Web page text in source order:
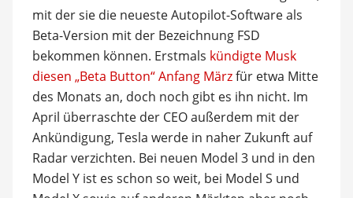
mit der sie die neueste Autopilot-Software als
Beta-Version mit der Bezeichnung FSD
bekommen können. Erstmals kündigte Musk
diesen „Beta Button“ Anfang Märzfür etwa Mitte
des Monats an, doch noch gibt es ihn nicht. Im
April überraschte der CEO außerdem mit der
Ankündigung, Tesla werde in naher Zukunft auf
Radar verzichten. Bei neuen Model 3 und in den
Model Y ist es schon so weit, bei Model S und